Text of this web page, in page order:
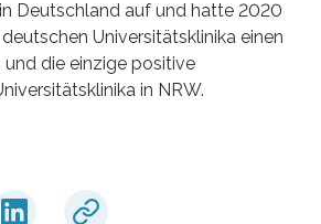
Deutschland auf und hatte 2020
Universitätsklinika einen
die einzige positive
in NRW.